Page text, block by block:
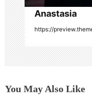
Anastasia
https://
You May Also Like